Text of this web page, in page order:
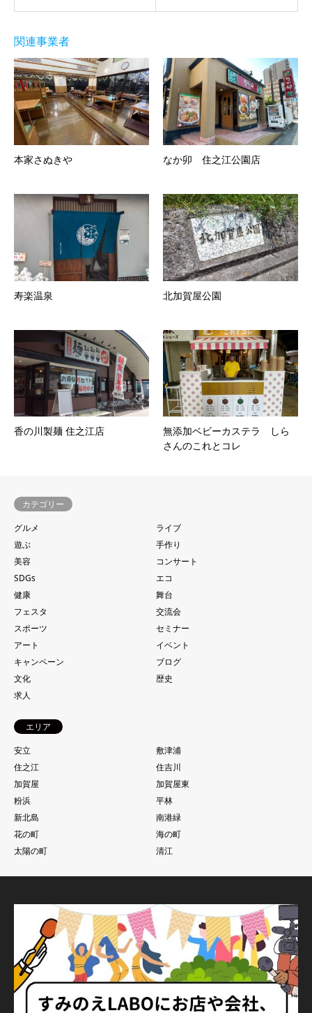
関連事業者
本家さぬきや なか卯 住之江公園店
寿楽温泉 北加賀屋公園
香の川製麺 住之江店
無添加ベビーカステラ しら
さんのこれとコレ
カテゴリー
グルメ
ライブ
遊ぶ
手作り
美容
コンサート
SDGs
エコ
健康
舞台
フェスタ
交流会
スポーツ
セミナー
アート
イベント
キャンペーン
ブログ
文化
歴史
求人
エリア
安立
敷津浦
住之江
住吉川
加賀屋
加賀屋東
粉浜
平林
新北島
南港緑
花の町
海の町
太陽の町
清江